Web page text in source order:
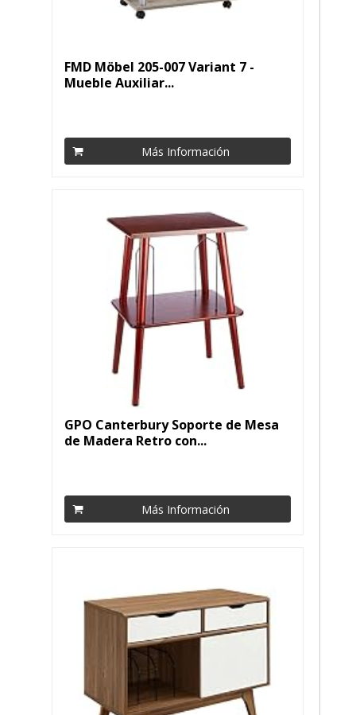
FMD Möbel 205-007 Variant 7 -
Mueble Auxiliar...
Más Información
GPO Canterbury Soporte de Mesa
de Madera Retro con...
Más Información